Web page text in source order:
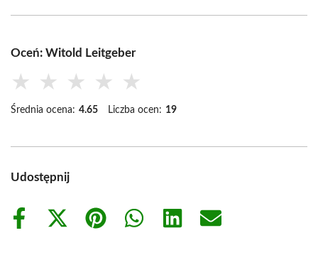
Oceń: Witold Leitgeber
★ ★ ★ ★ ★
Średnia ocena: 4.65 Liczba ocen: 19
Udostępnij
Share
Share
Share
Share
Share
Share